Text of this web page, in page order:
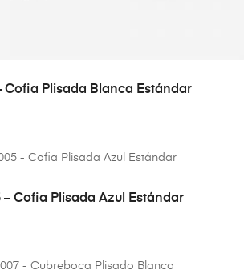
VER PRODUCTO
Cofia Plisada Blanca Estándar
VER PRODUCTO
– Cofia Plisada Azul Estándar